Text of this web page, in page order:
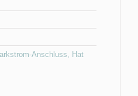
Anschluss, Hat